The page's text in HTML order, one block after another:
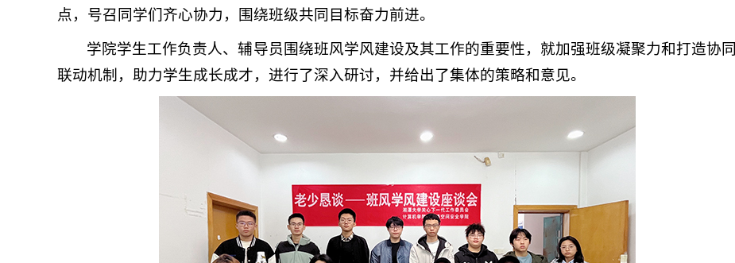
点，号召同学们齐心协力，围绕班级共同目标奋力前进。
学院学生工作负责人、辅导员围绕班风学风建设及其工作的重要性，就加强班级凝聚力和打造协同
联动机制，助力学生成长成才，进行了深入研讨，并给出了集体的策略和意见。